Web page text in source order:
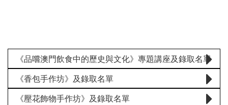
《品嚐澳門飲食中的歷史與文化》專題講座及錄取名單
《香包手作坊》及錄取名單
《壓花飾物手作坊》及錄取名單